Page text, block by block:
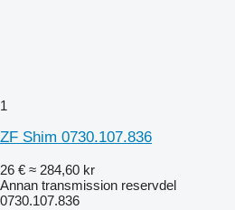
1
ZF Shim 0730.107.836
26 € ≈ 284,60 kr
Annan transmission reservdel
0730.107.836